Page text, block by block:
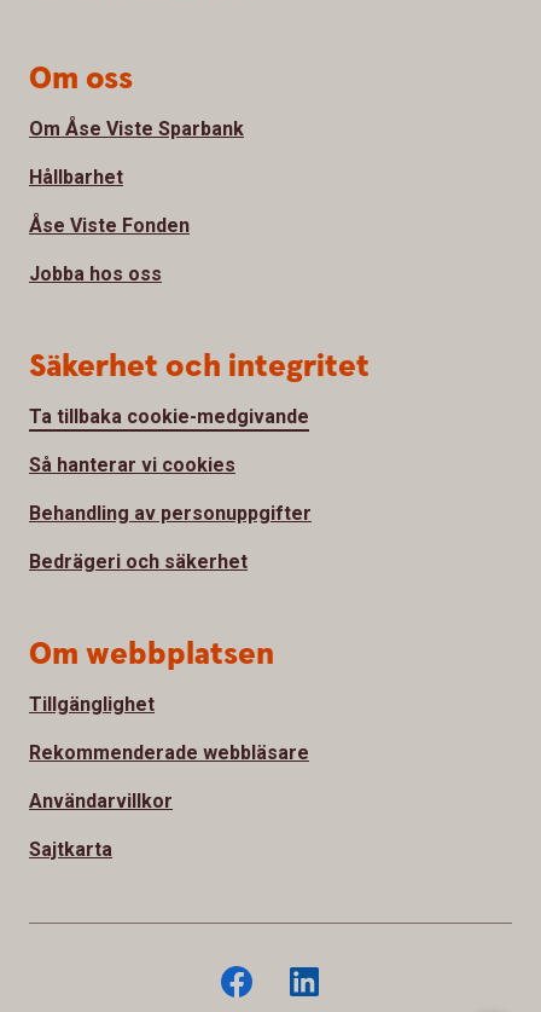
Om oss
Om Åse Viste Sparbank
Hållbarhet
Åse Viste Fonden
Jobba hos oss
Säkerhet och integritet
Ta tillbaka cookie-medgivande
Så hanterar vi cookies
Behandling av personuppgifter
Bedrägeri och säkerhet
Om webbplatsen
Tillgänglighet
Rekommenderade webbläsare
Användarvillkor
Sajtkarta